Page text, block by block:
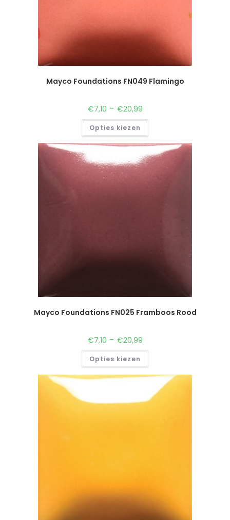
Mayco Foundations FN049 Flamingo
€7,10 - €20,99
Opties kiezen
Mayco Foundations FN025 Framboos Rood
€7,10 - €20,99
Opties kiezen